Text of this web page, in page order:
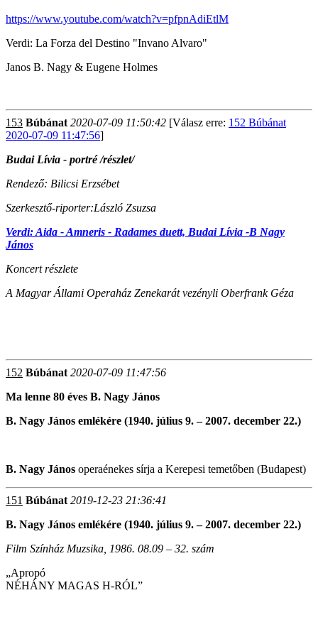
https://www.youtube.com/watch?v=pfpnAdiEtlM
Verdi: La Forza del Destino "Invano Alvaro"
Janos B. Nagy & Eugene Holmes
153 Búbánat 2020-07-09 11:50:42 [Válasz erre: 152 Búbánat
2020-07-09 11:47:56]
Budai Lívia - portré /részlet/
Rendező: Bilicsi Erzsébet
Szerkesztő-riporter:László Zsuzsa
Verdi: Aida - Amneris - Radames duett, Budai Lívia -B Nagy
János
Koncert részlete
A Magyar Állami Operaház Zenekarát vezényli Oberfrank Géza
152 Búbánat 2020-07-09 11:47:56
Ma lenne 80 éves B. Nagy János
B. Nagy János emlékére (1940. július 9. – 2007. december 22.)
B. Nagy János operaénekes sírja a Kerepesi temetőben (Budapest)
151 Búbánat 2019-12-23 21:36:41
B. Nagy János emlékére (1940. július 9. – 2007. december 22.)
Film Színház Muzsika, 1986. 08.09 – 32. szám
„Apropó
NÉHÁNY MAGAS H-RÓL”